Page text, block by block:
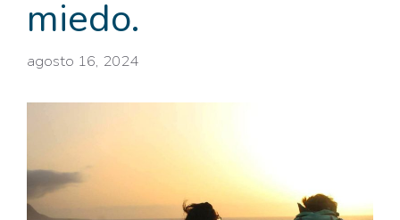
miedo.
agosto 16, 2024